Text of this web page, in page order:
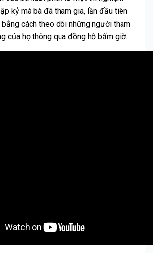
kỷ mà bà đã tham gia, lần đầu tiên
cách theo dõi những người tham
của họ thông qua đồng hồ bấm giờ.